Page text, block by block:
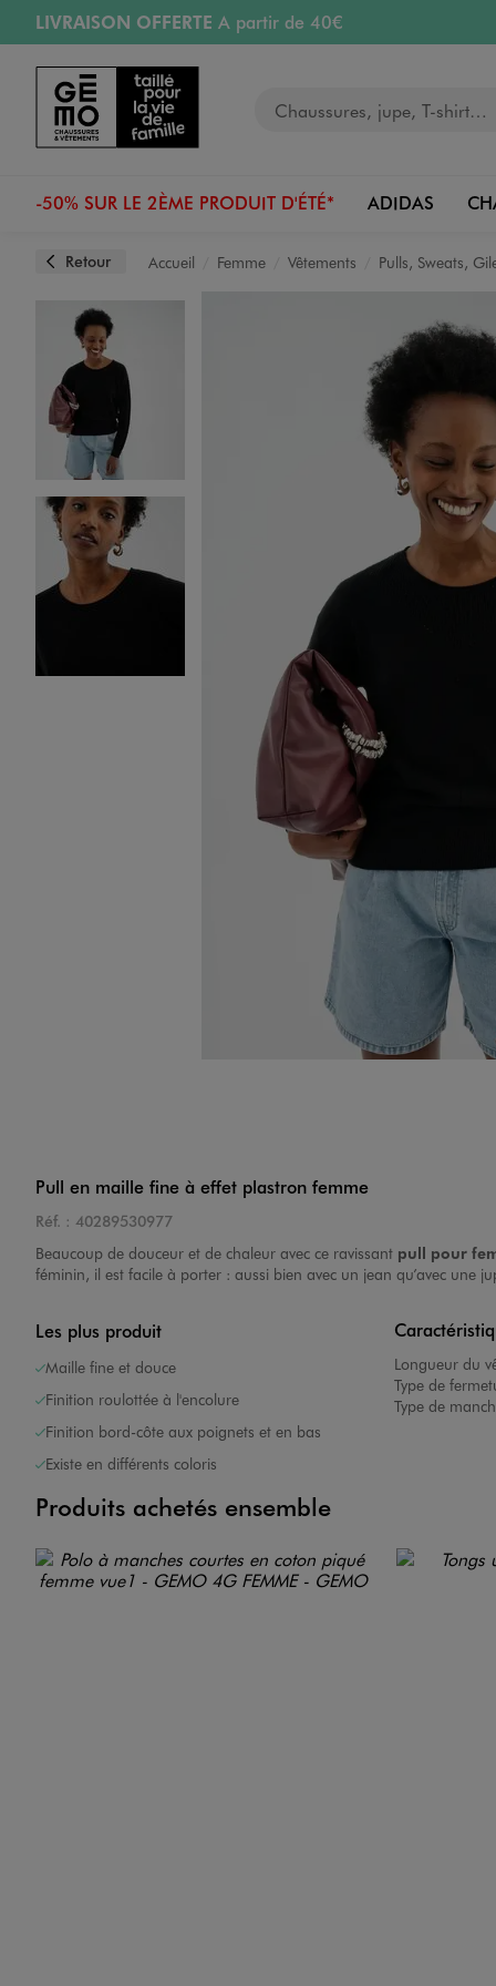
Aller au contenu principal
Aller à la navigation
LIVRAISON OFFERTE A partir de 40€
RETRAIT ET LIVRAISON OFFERTE
RÉSERVATION GRATUITE
4h en magasin
Retours OFFERTSpendant 30 jours
-50% SUR LE 2ÈME PRODUIT D'ÉTÉ* ADIDAS
Retour Accueil Femme Vêtements Pulls, Sweats,
Image 1 sur 4
Image 2 sur 4
Pull en maille fine à effet plastron femme
Réf. : 40289530977
Beaucoup de douceur et de chaleur avec ce ravissant pull pour
féminin, il est facile à porter : aussi bien avec un jean qu’avec une
Les plus produit
Maille fine et douce
Finition roulottée à l'encolure
Finition bord-côte aux poignets et en bas
Existe en différents coloris
Longueur du
Type de
Type de
Produits achetés ensemble